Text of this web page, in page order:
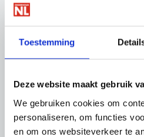
Toestemming
Deze website maakt gebruik
We gebruiken cookies om
personaliseren, om functies
en om ons websiteverkeer te
Onderzoek
samenwerking is